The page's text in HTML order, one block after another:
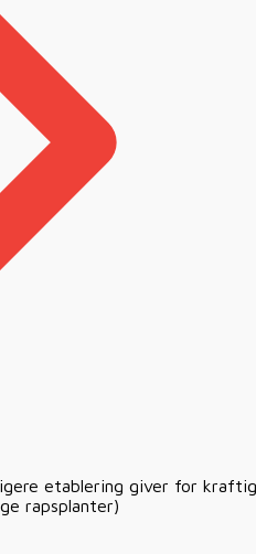
etablering giver for
rapsplanter)